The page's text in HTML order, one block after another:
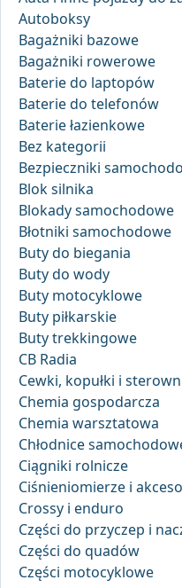
Autoboksy
Bagażniki bazowe
Bagażniki rowerowe
Baterie do laptopów
Baterie do telefonów
Baterie łazienkowe
Bez kategorii
Bezpieczniki
Blok silnika
Blokady samochodowe
Błotniki samochodowe
Buty do biegania
Buty do wody
Buty motocyklowe
Buty piłkarskie
Buty trekkingowe
CB Radia
Cewki, kopułki i
Chemia gospodarcza
Chemia warsztatowa
Chłodnice
Ciągniki rolnicze
Ciśnieniomierze i
Crossy i enduro
Części do przyczep i
Części do quadów
Części motocyklowe